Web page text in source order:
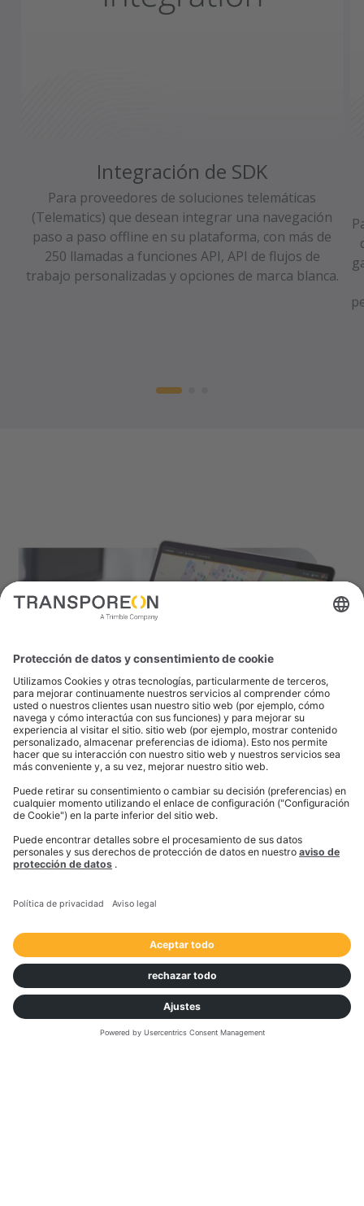
Integración de SDK
Para proveedores de soluciones telemáticas
(Telematics) que desean integrar una navegación
paso a paso offline en su plataforma, con más de
250 llamadas a funciones API, API de flujos de
trabajo personalizadas y opciones de marca blanca.
Qué hace diferente a CoPilot™ en
entregas porque la ruta fuera
incorrecta.
Las pierden porque la ruta terminaba en una
dirección de calle general en lugar de en la puerta